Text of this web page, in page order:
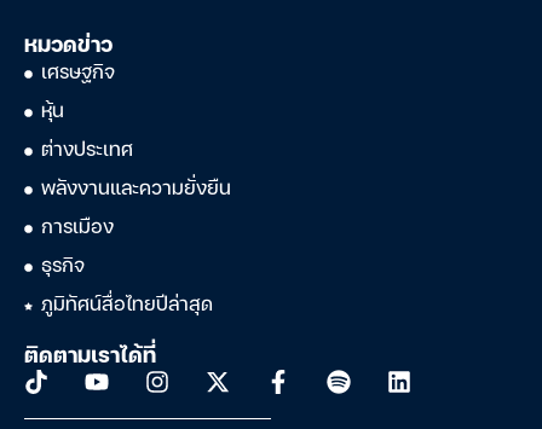
หมวดข่าว
เศรษฐกิจ
หุ้น
ต่างประเทศ
พลังงานและความยั่งยืน
การเมือง
ธุรกิจ
ภูมิทัศน์สื่อไทยปีล่าสุด
ติดตามเราได้ที่